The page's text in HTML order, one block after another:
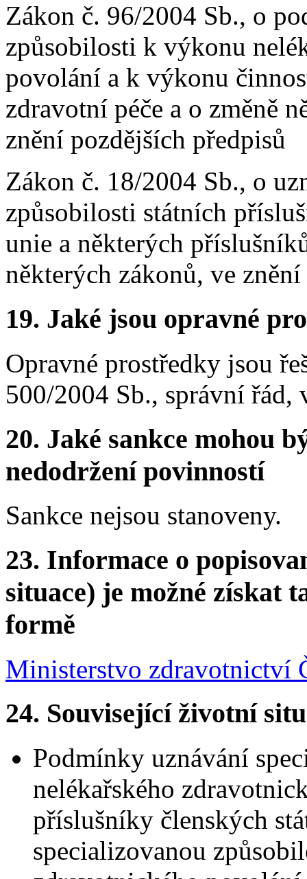
Zákon č. 96/2004 Sb., o
způsobilosti k výkonu
povolání a k výkonu
zdravotní péče a o změně
znění pozdějších předpisů
Zákon č. 18/2004 Sb., o
způsobilosti státních
unie a některých
některých zákonů, ve
19. Jaké jsou opravné
Opravné prostředky jsou
500/2004 Sb., správní řád,
20. Jaké sankce mohou
nedodržení povinností
Sankce nejsou stanoveny.
23. Informace o
situace) je možné získat
formě
Ministerstvo zdravotnictví
24. Související životní
Podmínky uznávání
nelékařského
příslušníky členských
specializovanou